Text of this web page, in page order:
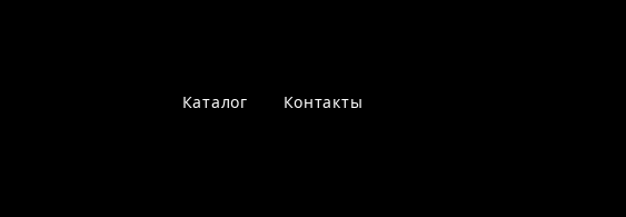
Каталог Контакты